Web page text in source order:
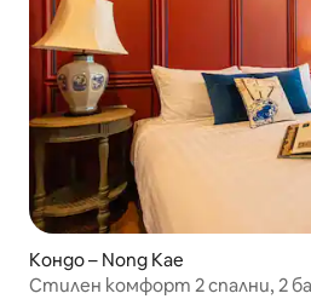
Кондо – Nong Kae
Стилен комфорт 2 спални, 2